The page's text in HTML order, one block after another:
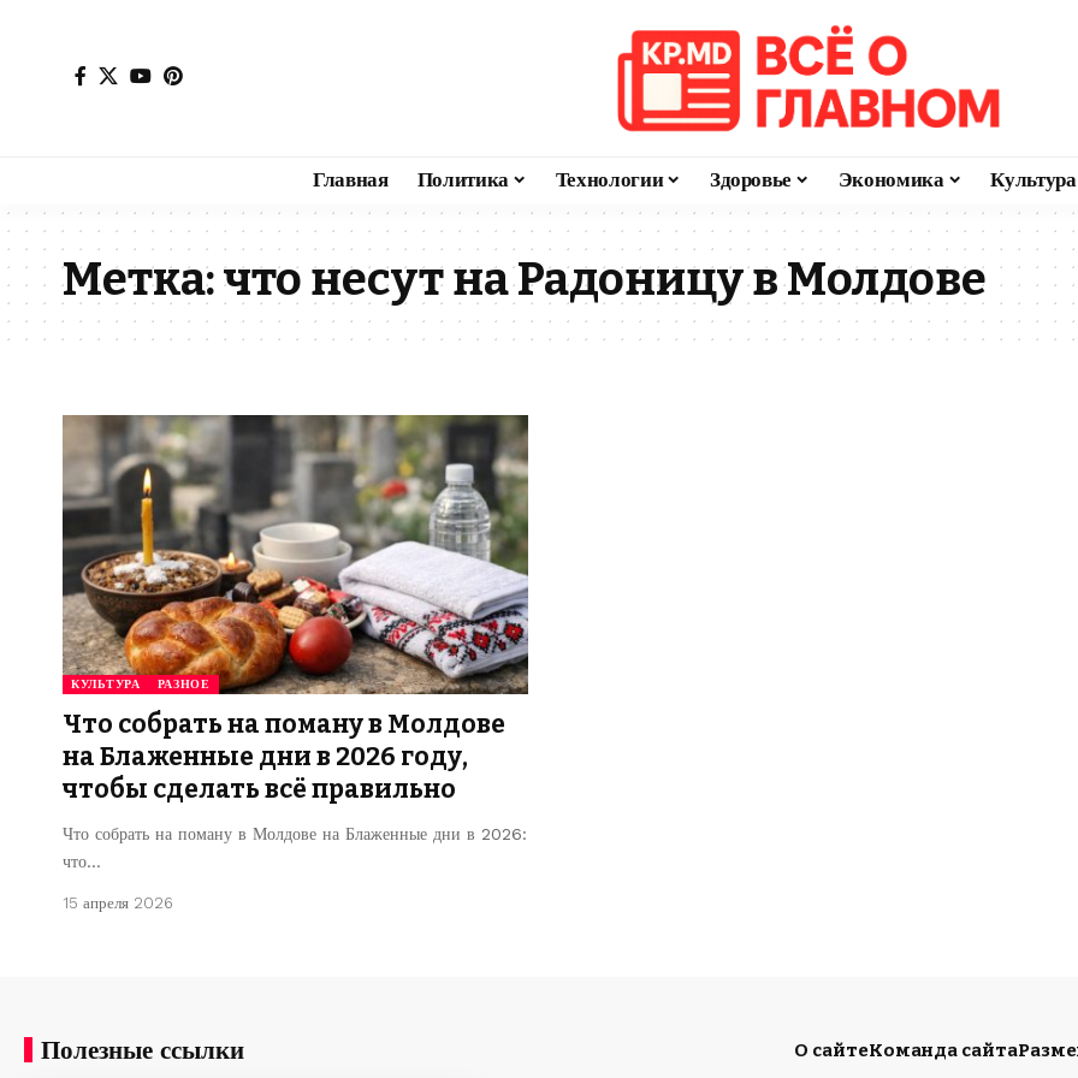
Главная Политика Технологии Здоровье Экономика Культура
Метка:что несут на Радоницу в Молдове
КУЛЬТУРА РАЗНОЕ
Что собрать на поману в Молдове
на Блаженные дни в 2026 году,
чтобы сделать всё правильно
Что собрать на поману в Молдове на Блаженные дни в 2026:
что…
15 апреля 2026
Полезные ссылки О сайтеКоманда сайта